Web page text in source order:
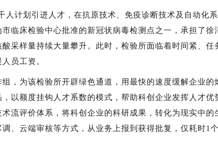
计划引进人才，在抗原技术、免疫诊断技术及自动化
临床检验中心批准的新冠状病毒检测点之一，承担了徐
采样量持续大量攀升。此时，检验所面临着时间紧、任
员工资。
为该检验所开辟绿色通道，用最快的速度缓解企业的
以额度挂钩人才系数的模式，帮助科创企业发挥人才优
流评价体系，将科创企业的科研成果，转化为现实中的
、云端审核等方式，从业务上报到获得批复，仅耗时1